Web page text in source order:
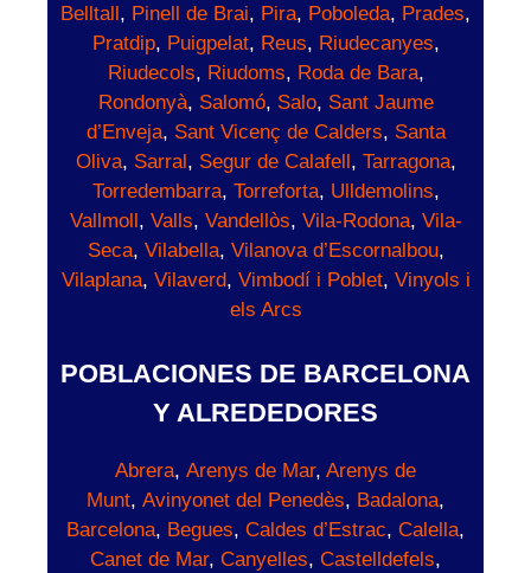
Belltall, Pinell de Brai, Pira, Poboleda, Prades,
Pratdip, Puigpelat, Reus, Riudecanyes,
Riudecols, Riudoms, Roda de Bara,
Rondonyà, Salomó, Salo, Sant Jaume
d’Enveja, Sant Vicenç de Calders, Santa
Oliva, Sarral, Segur de Calafell, Tarragona,
Torredembarra, Torreforta, Ulldemolins,
Vallmoll, Valls, Vandellòs, Vila-Rodona, Vila-
Seca, Vilabella, Vilanova d’Escornalbou,
Vilaplana, Vilaverd, Vimbodí i Poblet, Vinyols i
els Arcs
POBLACIONES DE BARCELONA
Y ALREDEDORES
Abrera, Arenys de Mar, Arenys de
Munt, Avinyonet del Penedès, Badalona,
Barcelona, Begues, Caldes d’Estrac, Calella,
Canet de Mar, Canyelles, Castelldefels,